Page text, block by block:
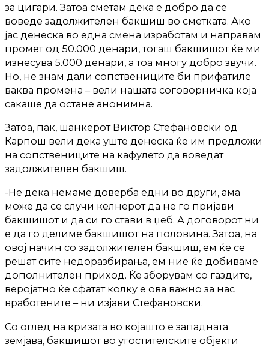
за цигари. Затоа сметам дека е добро да се
воведе задолжителен бакшиш во сметката. Ако
јас денеска во една смена изработам и направам
промет од 50.000 денари, тогаш бакшишот ќе ми
изнесува 5.000 денари, а тоа многу добро звучи.
Но, не знам дали сопствениците би прифатиле
ваква промена – вели нашата соговорничка која
сакаше да остане анонимна.
Затоа, пак, шанкерот Виктор Стефановски од
Карпош вели дека уште денеска ќе им предложи
на сопствениците на кафулето да воведат
задолжителен бакшиш.
-Не дека немаме доверба едни во други, ама
може да се случи келнерот да не го пријави
бакшишот и да си го стави в џеб. А договорот ни
е да го делиме бакшишот на половина. Затоа, на
овој начин со задолжителен бакшиш, ем ќе се
решат сите недоразбирања, ем ние ќе добиваме
дополнителен приход. Ќе зборувам со газдите,
веројатно ќе сфатат колку е ова важно за нас
вработените – ни изјави Стефановски.
Со оглед на кризата во којашто е западната
земјава, бакшишот во угостителските објекти